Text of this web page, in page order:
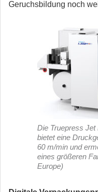
Geruchsbildung noch
Die Truepress
bietet eine
60 m/min und
eines größeren
Europe)